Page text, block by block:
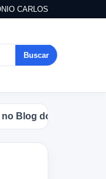
CARLOS
Buscar
do Antonio Carlos.